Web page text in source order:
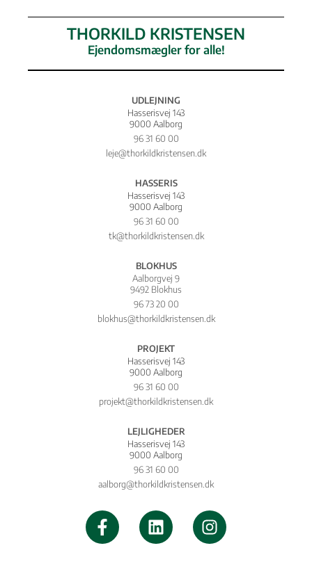
THORKILD KRISTENSEN
Ejendomsmægler for alle!
UDLEJNING
Hasserisvej 143
9000 Aalborg
96 31 60 00
leje@thorkildkristensen.dk
HASSERIS
Hasserisvej 143
9000 Aalborg
96 31 60 00
tk@thorkildkristensen.dk
BLOKHUS
Aalborgvej 9
9492 Blokhus
96 73 20 00
blokhus@thorkildkristensen.dk
PROJEKT
Hasserisvej 143
9000 Aalborg
96 31 60 00
projekt@thorkildkristensen.dk
LEJLIGHEDER
Hasserisvej 143
9000 Aalborg
96 31 60 00
aalborg@thorkildkristensen.dk